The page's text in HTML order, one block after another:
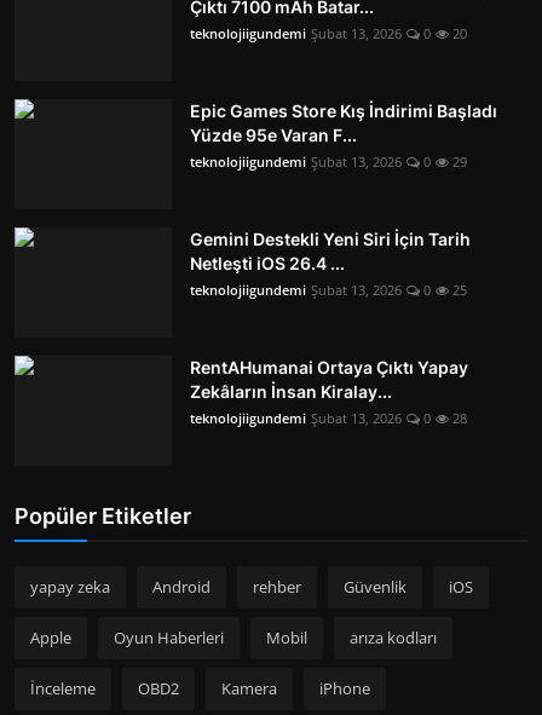
Çıktı 7100 mAh Batar...
teknolojiigundemi Şubat 13, 2026 0 20
Epic Games Store Kış İndirimi Başladı
Yüzde 95e Varan F...
teknolojiigundemi Şubat 13, 2026 0 29
Gemini Destekli Yeni Siri İçin Tarih
Netleşti iOS 26.4 ...
teknolojiigundemi Şubat 13, 2026 0 25
RentAHumanai Ortaya Çıktı Yapay
Zekâların İnsan Kiralay...
teknolojiigundemi Şubat 13, 2026 0 28
Popüler Etiketler
yapay zeka Android rehber Güvenlik iOS
Apple Oyun Haberleri Mobil arıza kodları
İnceleme OBD2 Kamera iPhone